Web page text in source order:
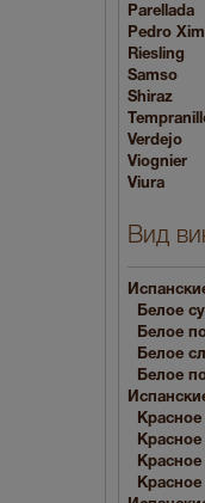
Parellada
Pedro
Riesling
Samso
Shiraz
Verdejo
Viognier
Viura
Вид
Белое
Белое
Белое
Белое
Красное